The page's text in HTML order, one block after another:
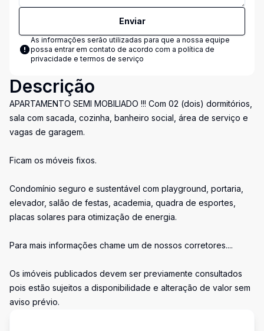
Enviar
As informações serão utilizadas para que a nossa equipe
possa entrar em contato de acordo com a política de
privacidade e termos de serviço
Descrição
APARTAMENTO SEMI MOBILIADO !!! Com 02 (dois) dormitórios,
sala com sacada, cozinha, banheiro social, área de serviço e
vagas de garagem.
Ficam os móveis fixos.
Condomínio seguro e sustentável com playground, portaria,
elevador, salão de festas, academia, quadra de esportes,
placas solares para otimização de energia.
Para mais informações chame um de nossos corretores....
Os imóveis publicados devem ser previamente consultados
pois estão sujeitos a disponibilidade e alteração de valor sem
aviso prévio.